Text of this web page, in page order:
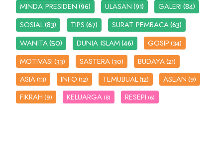
MINDA PRESIDEN(96) ULASAN(91) GALERI(84)
SOSIAL(83) TIPS(67) SURAT PEMBACA(63)
WANITA(50) DUNIA ISLAM(46) GOSIP(34)
MOTIVASI(33) SASTERA(30) BUDAYA(21)
ASIA(13) INFO(12) TEMUBUAL(12) ASEAN(9)
FIKRAH(9) KELUARGA (8) RESEPI (6)